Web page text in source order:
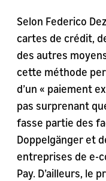
Selon Federico
cartes de crédit,
des autres
cette méthode
d’un « paiement
pas surprenant
fasse partie des
Doppelgänger et
entreprises de e-
Pay. D’ailleurs, le